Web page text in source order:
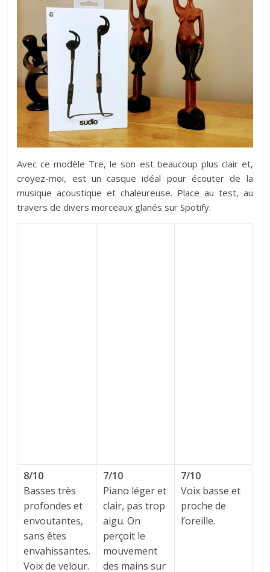
Avec ce modèle Tre, le son est beaucoup plus clair et,
croyez-moi, est un casque idéal pour écouter de la
musique acoustique et chaleureuse. Place au test, au
travers de divers morceaux glanés sur Spotify.
8/10
Basses très
profondes et
envoutantes,
sans êtes
envahissantes.
Voix de velour.
7/10
Piano léger et
clair, pas trop
aigu. On
perçoit le
mouvement
des mains sur
7/10
Voix basse et
proche de
l’oreille.